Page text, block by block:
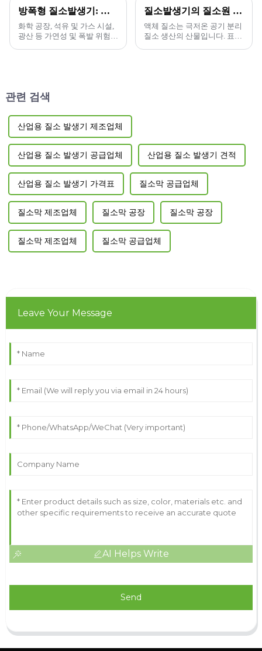
방폭형 질소발생기: 산업 안전을 지켜드립니다!
화학 공장, 석유 및 가스 시설,
광산 등 가연성 및 폭발 위험이
질소발생기의 질소원 비교
액체 질소는 극저온 공기 분리
질소 생산의 산물입니다. 표준
관련 검색
산업용 질소 발생기 제조업체
산업용 질소 발생기 공급업체 산업용 질소 발생기 견적
산업용 질소 발생기 가격표 질소막 공급업체
질소막 제조업체 질소막 공장 질소막 공장
질소막 제조업체 질소막 공급업체
Leave Your Message
AI Helps Write
Send